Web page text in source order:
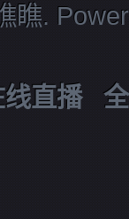
瞧.
直播